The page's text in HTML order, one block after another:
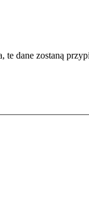
dane zostaną